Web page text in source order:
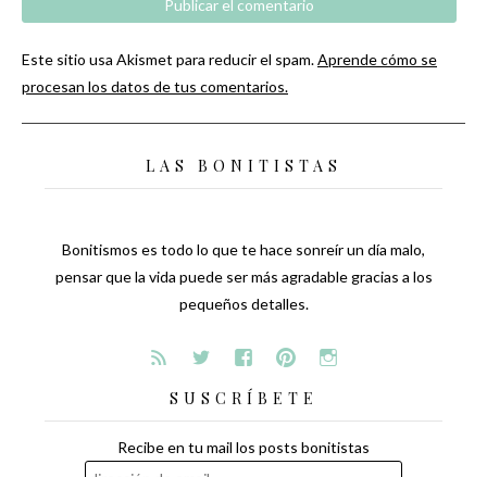
Este sitio usa Akismet para reducir el spam.Aprende cómo se
procesan los datos de tus comentarios.
LAS BONITISTAS
Bonitismos es todo lo que te hace sonreír un día malo,
pensar que la vida puede ser más agradable gracias a los
pequeños detalles.
SUSCRÍBETE
Recibe en tu mail los posts bonitistas